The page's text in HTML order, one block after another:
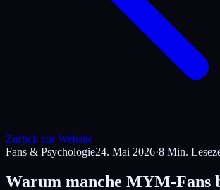
Zurück zur Website
Fans & Psychologie24. Mai 2026·8 Min.
Warum manche MYM-Fans